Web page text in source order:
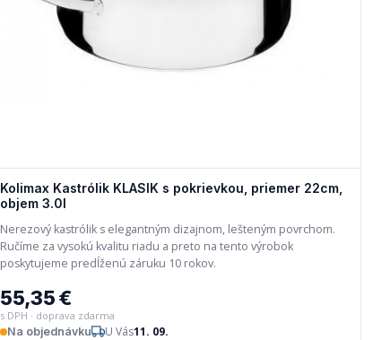
Kolimax Kastrólik KLASIK s pokrievkou, priemer 22cm,
objem 3.0l
Nerezový kastrólik s elegantným dizajnom, lešteným povrchom.
Ručíme za vysokú kvalitu riadu a preto na tento výrobok
poskytujeme predĺženú záruku 10 rokov.
55,35 €
s DPH · doprava zdarma
Na objednávku
U Vás11. 09.